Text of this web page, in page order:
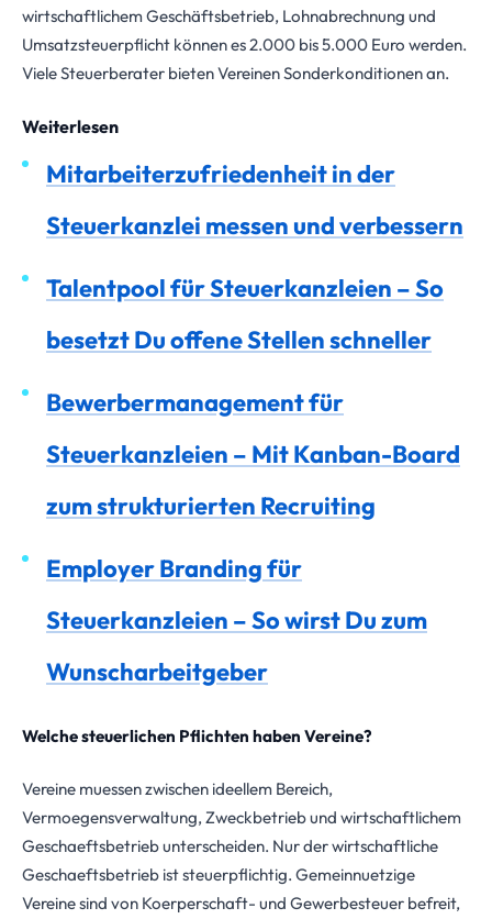
wirtschaftlichem Geschäftsbetrieb, Lohnabrechnung und
Umsatzsteuerpflicht können es 2.000 bis 5.000 Euro werden.
Viele Steuerberater bieten Vereinen Sonderkonditionen an.
Weiterlesen
Mitarbeiterzufriedenheit in der
Steuerkanzlei messen und verbessern
Talentpool für Steuerkanzleien – So
besetzt Du offene Stellen schneller
Bewerbermanagement für
Steuerkanzleien – Mit Kanban-Board
zum strukturierten Recruiting
Employer Branding für
Steuerkanzleien – So wirst Du zum
Wunscharbeitgeber
Welche steuerlichen Pflichten haben Vereine?
Vereine muessen zwischen ideellem Bereich,
Vermoegensverwaltung, Zweckbetrieb und wirtschaftlichem
Geschaeftsbetrieb unterscheiden. Nur der wirtschaftliche
Geschaeftsbetrieb ist steuerpflichtig. Gemeinnuetzige
Vereine sind von Koerperschaft- und Gewerbesteuer befreit,